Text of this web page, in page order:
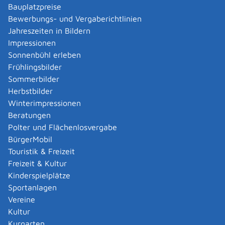
Bauplatzpreise
Bewerbungs- und Vergaberichtlinien
Jahreszeiten in Bildern
Impressionen
Sonnenbühl erleben
Frühlingsbilder
Sommerbilder
Herbstbilder
Winterimpressionen
Beratungen
Polter und Flächenlosvergabe
BürgerMobil
Touristik & Freizeit
Freizeit & Kultur
Kinderspielplätze
Sportanlagen
Vereine
Kultur
Dänemark, Deutschland, Estland, Finnland, Frankreich,
Griechenland, Island, Italien, Kroatien, Lettland,
Liechtenstein, Litauen, Luxemburg, Malta, Niederlande,
Norwegen, Österreich, Polen, Portugal, Rumänien,
Schweden, Schweiz, Slowakei, Slowenien, Spanien,
Tschechiche Republik und Ungarn
Diese Bescheinigung müssen Sie von Ihrem örtlich
zuständigen Gesundheitsamt beglaubigen lassen und
auf Ihrer Reise mitnehmen. Die Bescheinigung ist
maximal 30 Tage gültig.
Für jedes verschriebene Betäubungsmittel brauchen Sie
eine eigene Bescheinigung.
Reisen in Nicht-Schengen-Staaten:
Für Reisen in Länder außerhalb des Schengen-Raums
bestehen keine international gültigen Bestimmungen
für die Mitnahme von Betäubungsmitteln.
Es wird aber folgendes Vorgehen empfohlen:
Lassen Sie sich vom verschreibenden Arzt eine
mehrsprachige Bescheinigung ausstellen, welche